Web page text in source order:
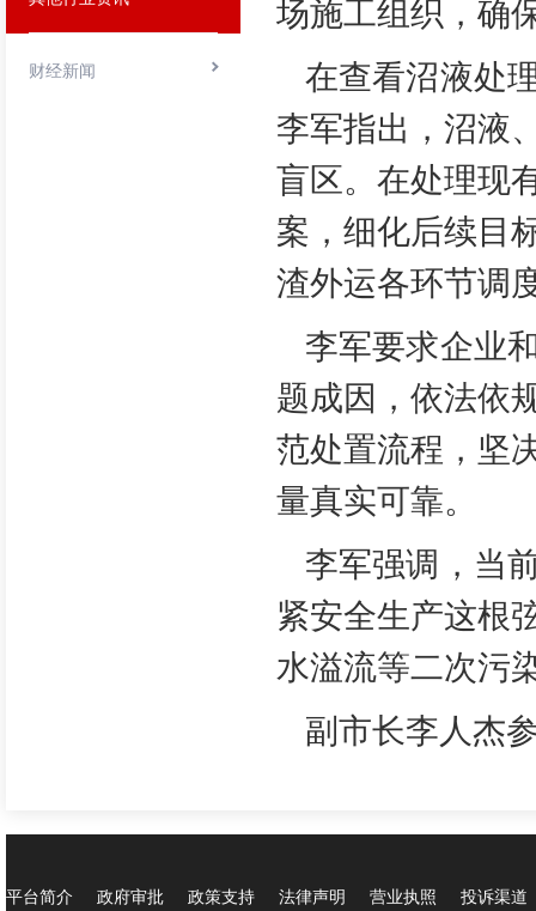
财经新闻
场施工组织，确
在查看沼液处
李军指出，沼液
盲区。在处理现
案，细化后续目
渣外运各环节调
李军要求企业
题成因，依法依
范处置流程，坚
量真实可靠。
李军强调，当
紧安全生产这根
水溢流等二次污
副市长李人杰
平台简介 政府审批 政策支持 法律声明 营业执照 投诉渠道